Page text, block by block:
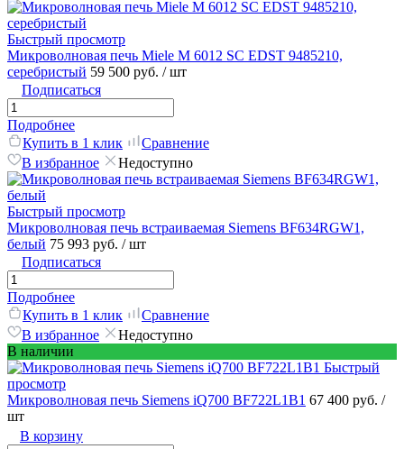
Быстрый просмотр
Микроволновая печь Miele M 6012 SC EDST 9485210,
серебристый 59 500 руб. / шт
Подписаться
Подробнее
Купить в 1 клик
Сравнение
В избранное
Недоступно
Быстрый просмотр
Микроволновая печь встраиваемая Siemens BF634RGW1,
белый 75 993 руб. / шт
Подписаться
Подробнее
Купить в 1 клик
Сравнение
В избранное
Недоступно
В наличии
Быстрый
просмотр
Микроволновая печь Siemens iQ700 BF722L1B1 67 400 руб. /
шт
В корзину